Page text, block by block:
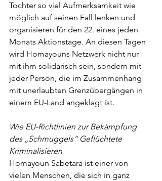
Tochter so viel Aufmerksamkeit wie
möglich auf seinen Fall lenken und
organisieren für den 22. eines jeden
Monats Aktionstage. An diesen Tagen
wird Homayouns Netzwerk nicht nur
mit ihm solidarisch sein, sondern mit
jeder Person, die im Zusammenhang
mit unerlaubten Grenzübergängen in
einem EU-Land angeklagt ist.
Wie EU-Richtlinien zur Bekämpfung
des „Schmuggels“ Geflüchtete
Kriminalisieren
Homayoun Sabetara ist einer von
vielen Menschen, die sich in ganz